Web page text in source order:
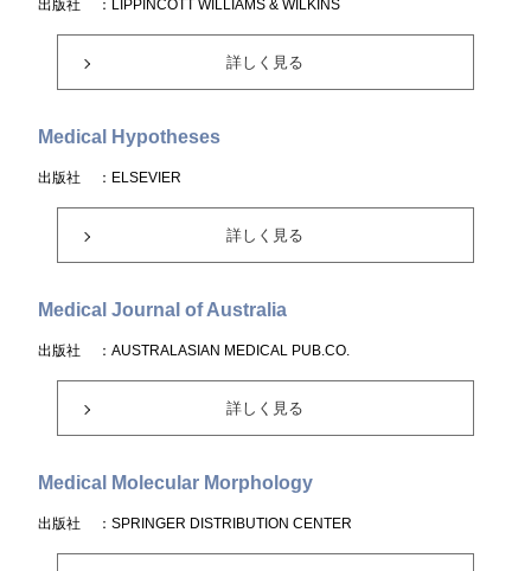
出版社 ：LIPPINCOTT WILLIAMS & WILKINS
詳しく見る
Medical Hypotheses
出版社 ：ELSEVIER
詳しく見る
Medical Journal of Australia
出版社 ：AUSTRALASIAN MEDICAL PUB.CO.
詳しく見る
Medical Molecular Morphology
出版社 ：SPRINGER DISTRIBUTION CENTER